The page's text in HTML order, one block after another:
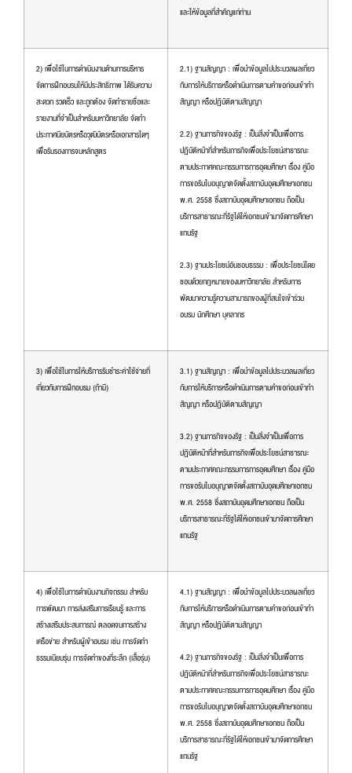
และให้ข้อมูลที่สำคัญแก่ท่าน
2) เพื่อใช้ในการดำเนินงานด้านการบริหาร
จัดการฝึกอบรมให้มีประสิทธิภาพ ได้รับความ
สะดวก รวดเร็ว และถูกต้อง จัดทำรายชื่อและ
รายงานที่จำเป็นสำหรับมหาวิทยาลัย จัดทำ
ประกาศนียบัตรหรือวุฒิบัตรหรือเอกสารใดๆ
เพื่อรับรองการจบหลักสูตร
2.1) ฐานสัญญา : เพื่อนำข้อมูลไปประมวลผลเกี่ยว
กับการให้บริการหรือดำเนินการตามคำขอก่อนเข้าทำ
สัญญา หรือปฏิบัติตามสัญญา
2.2) ฐานภารกิจของรัฐ : เป็นสิ่งจำเป็นเพื่อการ
ปฏิบัติหน้าที่สำหรับภารกิจเพื่อประโยชน์สาธารณะ
ตามประกาศคณะกรรมการการอุดมศึกษา เรื่อง คู่มือ
การขอรับใบอนุญาตจัดตั้งสถาบันอุดมศึกษาเอกชน
พ.ศ. 2558 ซึ่งสถาบันอุดมศึกษาเอกชน ถือเป็น
บริการสาธารณะที่รัฐได้ให้เอกชนเข้ามาจัดการศึกษา
แทนรัฐ
2.3) ฐานประโยชน์อันชอบธรรม : เพื่อประโยชน์โดย
ชอบด้วยกฎหมายของมหาวิทยาลัย สำหรับการ
พัฒนาความรู้ความสามารถของผู้ที่สนใจเข้าร่วม
อบรม นักศึกษา บุคลากร
3) เพื่อใช้ในการให้บริการรับชำระค่าใช้จ่ายที่
เกี่ยวกับการฝึกอบรม (ถ้ามี)
3.1) ฐานสัญญา : เพื่อนำข้อมูลไปประมวลผลเกี่ยว
กับการให้บริการหรือดำเนินการตามคำขอก่อนเข้าทำ
สัญญา หรือปฏิบัติตามสัญญา
3.2) ฐานภารกิจของรัฐ : เป็นสิ่งจำเป็นเพื่อการ
ปฏิบัติหน้าที่สำหรับภารกิจเพื่อประโยชน์สาธารณะ
ตามประกาศคณะกรรมการการอุดมศึกษา เรื่อง คู่มือ
การขอรับใบอนุญาตจัดตั้งสถาบันอุดมศึกษาเอกชน
พ.ศ. 2558 ซึ่งสถาบันอุดมศึกษาเอกชน ถือเป็น
บริการสาธารณะที่รัฐได้ให้เอกชนเข้ามาจัดการศึกษา
แทนรัฐ
4) เพื่อใช้ในการดำเนินงานกิจกรรม สำหรับ
การพัฒนา การส่งเสริมการเรียนรู้ และการ
สร้างเสริมประสบการณ์ ตลอดจนการสร้าง
เครือข่าย สำหรับผู้เข้าอบรม เช่น การจัดทำ
ธรรมเนียบรุ่น การจัดทำของที่ระลึก (เสื้อรุ่น)
4.1) ฐานสัญญา : เพื่อนำข้อมูลไปประมวลผลเกี่ยว
กับการให้บริการหรือดำเนินการตามคำขอก่อนเข้าทำ
สัญญา หรือปฏิบัติตามสัญญา
4.2) ฐานภารกิจของรัฐ : เป็นสิ่งจำเป็นเพื่อการ
ปฏิบัติหน้าที่สำหรับภารกิจเพื่อประโยชน์สาธารณะ
ตามประกาศคณะกรรมการการอุดมศึกษา เรื่อง คู่มือ
การขอรับใบอนุญาตจัดตั้งสถาบันอุดมศึกษาเอกชน
พ.ศ. 2558 ซึ่งสถาบันอุดมศึกษาเอกชน ถือเป็น
บริการสาธารณะที่รัฐได้ให้เอกชนเข้ามาจัดการศึกษา
แทนรัฐ